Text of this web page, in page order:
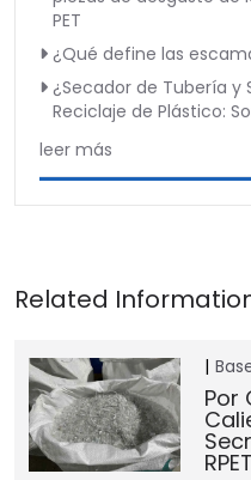
PET
¿Qué define las
¿Secador de Tubería y
Reciclaje de Plástico:
leer más
Por